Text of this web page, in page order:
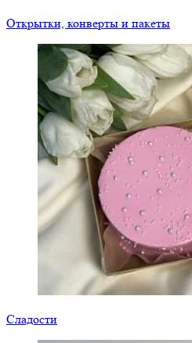
Открытки, конверты и пакеты
Сладости